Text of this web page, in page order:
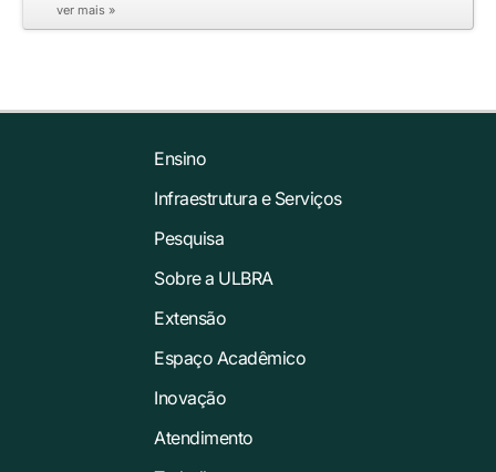
ver mais »
Ensino
Infraestrutura e Serviços
Pesquisa
Sobre a ULBRA
Extensão
Espaço Acadêmico
Inovação
Atendimento